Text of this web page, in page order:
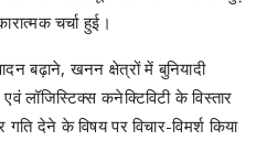
चर्चा हुई।
बढ़ाने, खनन क्षेत्रों में बुनियादी
लॉजिस्टिक्स कनेक्टिविटी के विस्तार
गति देने के विषय पर विचार-विमर्श किया